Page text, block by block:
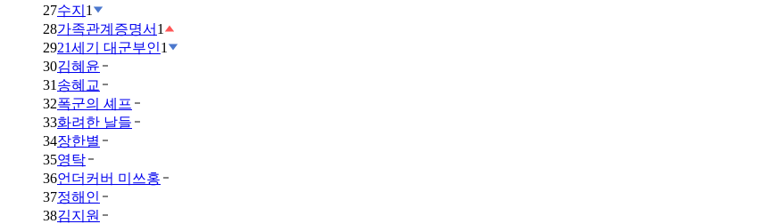
27수지 1
28가족관계증명서 1
2921세기 대군부인1
30김혜윤
31 송혜교
32폭군의 셰프
33화려한 날들
34장한별
35영탁
36언더커버 미쓰홍
37정해인
38김지원